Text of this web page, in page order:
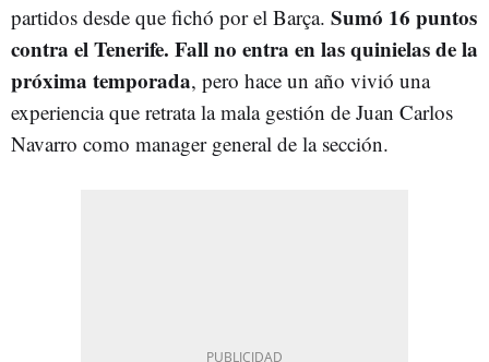
partidos desde que fichó por el Barça. Sumó 16 puntos
contra el Tenerife. Fall no entra en las quinielas de la
próxima temporada, pero hace un año vivió una
experiencia que retrata la mala gestión de Juan Carlos
Navarro como manager general de la sección.